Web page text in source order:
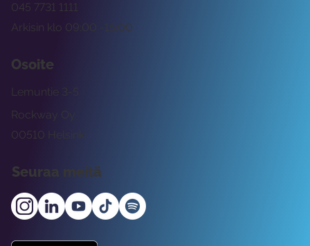
Arkisin klo 09:00 -15:00
045 7731 1111
Osoite
Rockway Oy
Lemuntie 3-5
00510 Helsinki
Seuraa meitä